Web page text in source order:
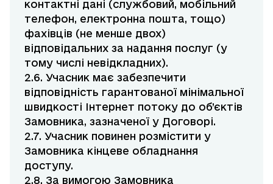
контактні дані (службовий, мобільний
телефон, електронна пошта, тощо)
фахівців (не менше двох)
відповідальних за надання послуг (у
тому числі невідкладних).
2.6. Учасник має забезпечити
відповідність гарантованої мінімальної
швидкості Інтернет потоку до об’єктів
Замовника, зазначеної у Договорі.
2.7. Учасник повинен розмістити у
Замовника кінцеве обладнання
доступу.
2.8. За вимогою Замовника